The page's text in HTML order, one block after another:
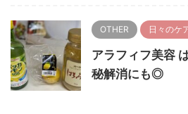
OTHER 日々のケ
アラフィフ美容
秘解消にも◎